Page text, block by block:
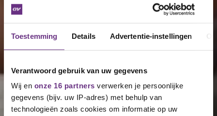
Toestemming Details Advertentie-instellingen
Verantwoord gebruik van uw gegevens
Wij en onze 16 partners verwerken je persoonlijke
gegevens (bijv. uw IP-adres) met behulp van
technologieën zoals cookies om informatie op uw